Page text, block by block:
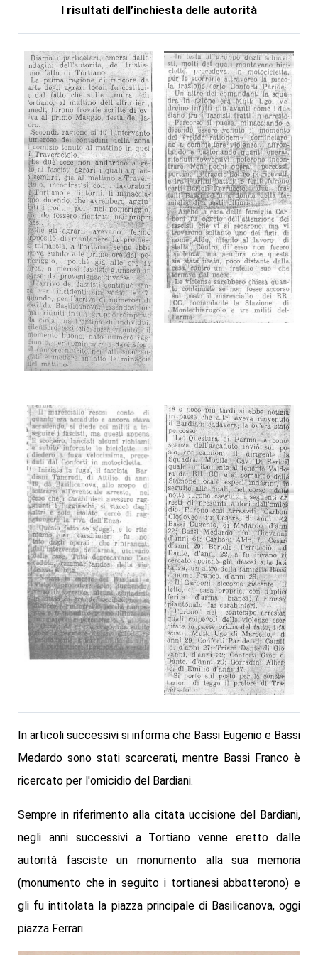
I risultati dell’inchiesta delle autorità
In articoli successivi si informa che Bassi Eugenio e Bassi
Medardo sono stati scarcerati, mentre Bassi Franco è
ricercato per l'omicidio del Bardiani.
Sempre in riferimento alla citata uccisione del Bardiani,
negli anni successivi a Tortiano venne eretto dalle
autorità fasciste un monumento alla sua memoria
(monumento che in seguito i tortianesi abbatterono) e
gli fu intitolata la piazza principale di Basilicanova, oggi
piazza Ferrari.